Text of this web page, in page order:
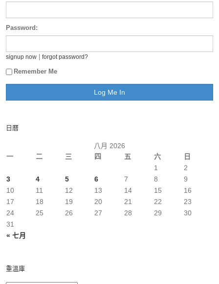
Password:
signup now forgot password?
Remember Me
日曆
八月 2026
一
二 三 四 五 六 日
« 七月
1
2
3
4 5 6 7 8
9
10
11 12 13 14 15
16
17
18 19 20 21 22
23
24
25 26 27 28 29
30
31
重溫庫